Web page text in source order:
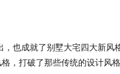
，也成就了别墅大宅四大新
，打破了那些传统的设计风